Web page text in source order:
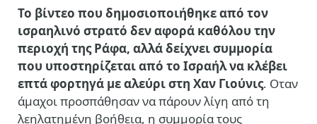
Το βίντεο που δημοσιοποιήθηκε από τον
ισραηλινό στρατό δεν αφορά καθόλου την
περιοχή της Ράφα, αλλά δείχνει συμμορία
που υποστηρίζεται από το Ισραήλ να κλέβει
επτά φορτηγά με αλεύρι στη Χαν Γιούνις. Οταν
άμαχοι προσπάθησαν να πάρουν λίγη από τη
λεηλατημένη βοήθεια, η συμμορία τους